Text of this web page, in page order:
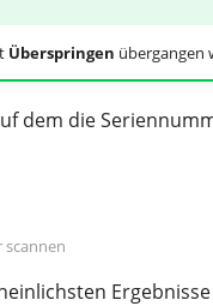
Überspringen übergangen
dem die
scannen